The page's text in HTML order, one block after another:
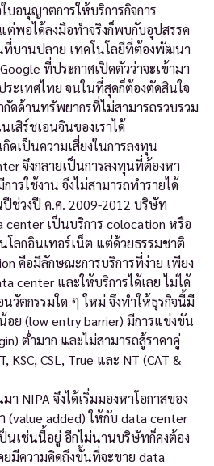
อนุญาตการให้บริการกิจการ
พอได้ลงมือทำจริงก็พบกับอุปสรรค
บานปลาย เทคโนโลยีที่ต้องพัฒนา
ที่ประกาศเปิดตัวว่าจะเข้ามา
ระเทศไทย จนในที่สุดก็ต้องตัดสินใจ
ดด้านทรัพยากรที่ไม่สามารถรวบรวม
เสิร์ชเอนจินของเราได้
ดเป็นความเสี่ยงในการลงทุน
จึงกลายเป็นการลงทุนที่ต้องหา
ารใช้งาน จึงไม่สามารถทำรายได้
ปีช่วงปี ค.ศ. 2009-2012 บริษัท
เป็นบริการ colocation หรือ
โลกอินเทอร์เน็ต แต่ด้วยธรรมชาติ
คือมีลักษณะการบริการที่ง่าย เพียง
center และให้บริการได้เลย ไม่ได้
วัตกรรมใด ๆ ใหม่ จึงทำให้ธุรกิจนี้มี
อย (low entry barrier) มีการแข่งขัน
ต่ำมาก และไม่สามารถสู้ราคาคู่
KSC, CSL, True และ NT (CAT &
NIPA จึงได้เริ่มมองหาโอกาสของ
(value added) ให้กับ data center
นเช่นนี้อยู่ อีกไม่นานบริษัทก็คงต้อง
มีความคิดถึงขั้นที่จะขาย data